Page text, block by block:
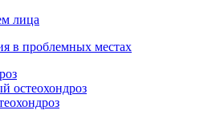
лица
в проблемных местах
остеохондроз